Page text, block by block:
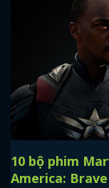
10 bộ phim
America: